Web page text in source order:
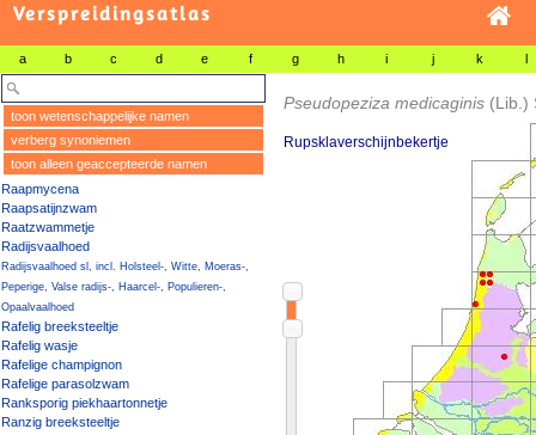
Verspreidingsatlas
a b c d e f g h i j k l
toon wetenschappelijke namen
verberg synoniemen
toon alleen geaccepteerde namen
Raapmycena
Raapsatijnzwam
Raatzwammetje
Radijsvaalhoed
Radijsvaalhoed sl, incl. Holsteel-, Witte, Moeras-,
Peperige, Valse radijs-, Haarcel-, Populieren-,
Opaalvaalhoed
Rafelig breeksteeltje
Rafelig wasje
Rafelige champignon
Rafelige parasolzwam
Ranksporig piekhaartonnetje
Ranzig breeksteeltje
Pseudopeziza medicaginis (Lib.)
Rupsklaverschijnbekertje